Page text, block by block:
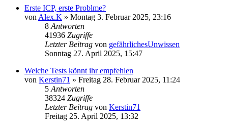
Erste ICP, erste Problme?
von Alex.K » Montag 3. Februar 2025, 23:16
8 Antworten
41936 Zugriffe
Letzter Beitrag von gefährlichesUnwissen
Sonntag 27. April 2025, 15:47
Welche Tests könnt ihr empfehlen
von Kerstin71 » Freitag 28. Februar 2025, 11:24
5 Antworten
38324 Zugriffe
Letzter Beitrag von Kerstin71
Freitag 25. April 2025, 13:32